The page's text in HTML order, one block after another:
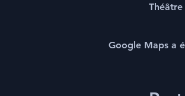
Théâtre
Google Maps a